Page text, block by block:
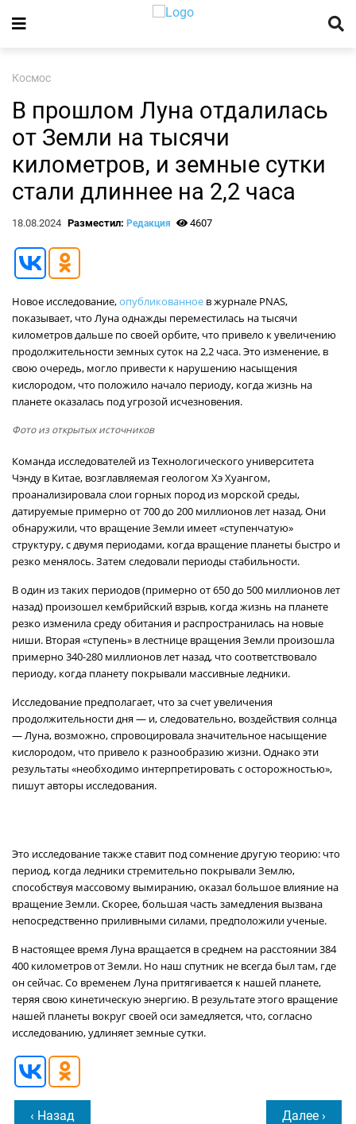
Космос
В прошлом Луна отдалилась
от Земли на тысячи
километров, и земные сутки
стали длиннее на 2,2 часа
18.08.2024 Разместил: Редакция 4607
Новое исследование,опубликованное в журнале PNAS,
показывает, что Луна однажды переместилась на тысячи
километров дальше по своей орбите, что привело к увеличению
продолжительности земных суток на 2,2 часа. Это изменение, в
свою очередь, могло привести к нарушению насыщения
кислородом, что положило начало периоду, когда жизнь на
планете оказалась под угрозой исчезновения.
Фото из открытых источников
Команда исследователей из Технологического университета
Чэнду в Китае, возглавляемая геологом Хэ Хуангом,
проанализировала слои горных пород из морской среды,
датируемые примерно от 700 до 200 миллионов лет назад. Они
обнаружили, что вращение Земли имеет «ступенчатую»
структуру, с двумя периодами, когда вращение планеты быстро и
резко менялось. Затем следовали периоды стабильности.
В один из таких периодов (примерно от 650 до 500 миллионов лет
назад) произошел кембрийский взрыв, когда жизнь на планете
резко изменила среду обитания и распространилась на новые
ниши. Вторая «ступень» в лестнице вращения Земли произошла
примерно 340-280 миллионов лет назад, что соответствовало
периоду, когда планету покрывали массивные ледники.
Исследование предполагает, что за счет увеличения
продолжительности дня — и, следовательно, воздействия солнца
— Луна, возможно, спровоцировала значительное насыщение
кислородом, что привело к разнообразию жизни. Однако эти
результаты «необходимо интерпретировать с осторожностью»,
пишут авторы исследования.
Это исследование также ставит под сомнение другую теорию: что
период, когда ледники стремительно покрывали Землю,
способствуя массовому вымиранию, оказал большое влияние на
вращение Земли. Скорее, большая часть замедления вызвана
непосредственно приливными силами, предположили ученые.
В настоящее время Луна вращается в среднем на расстоянии 384
400 километров от Земли. Но наш спутник не всегда был там, где
он сейчас. Со временем Луна притягивается к нашей планете,
теряя свою кинетическую энергию. В результате этого вращение
нашей планеты вокруг своей оси замедляется, что, согласно
исследованию, удлиняет земные сутки.
‹ Назад Далее ›